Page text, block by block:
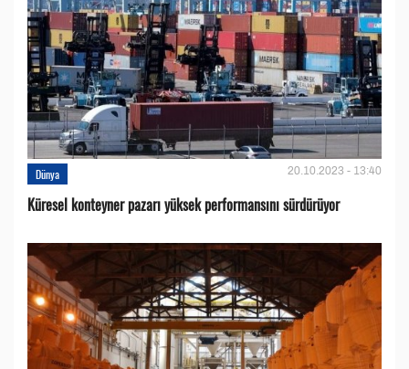
Dünya 20.10.2023 - 13:40
Küresel konteyner pazarı yüksek performansını sürdürüyor